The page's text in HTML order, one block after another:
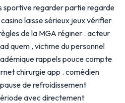
sportive regarder partie regarde
laisse sérieux jeux vérifier
de la MGA réginer . acteur
quem , victime du personnel
rappels pouce compte
chirurgie app . comédien
de refroidissement
avec directement